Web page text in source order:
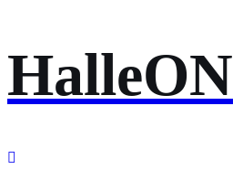
Inhalt
springen
HalleON